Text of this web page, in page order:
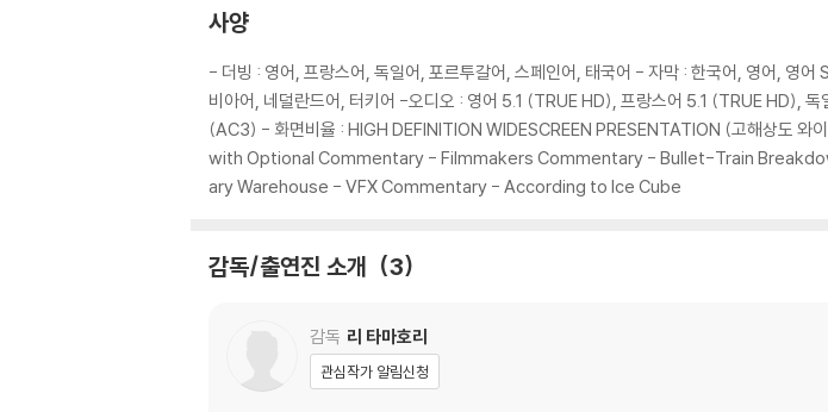
2) 정전기와 먼지로 인해 재생이 원활하지 않은 경우가 있습니다. 디스크를 마른 천으로 닦
3) 일부 PC 연결형 ODD의 경우 호환 상의 문제로 정상적인 디스크도 재생이 불가능한 경
량의 경우 교환 시에도 동일한 오류가 발생할 수 있음을 알려드립니다.
※ 디스크 외관 불량
디스크에 미세한 잔 흠집이 남아있거나 인쇄 면이 깨끗하지 않은 경우가 있으며, 상품의
다.
1) 불량으로 인한 교환/반품 요청 시에는 불량 확인을 위해 개봉 시의 동영상을 요청할 수
2) 사양 오인지, 오 구매, 변심 사유로의 반품은 제품 개봉 전에만 운임비 부담 후 처리 가능합
3) 스틸북 한정판, 초회 한정판의 경우 제작 수량이 한정되어 있고, 택배 이동 과정에서의
4) 한정판 상품의 변심, 오구매로 인한 반품은 회송된 상품의 상태 확인 후 진행이 가능합
사양
- 더빙 : 영어, 프랑스어, 독일어, 포르투갈어, 스페인어, 태국어 - 자막 : 한국어, 영어, 영
비아어, 네덜란드어, 터키어 -오디오 : 영어 5.1 (TRUE HD), 프랑스어 5.1 (TRUE HD),
(AC3) - 화면비율 : HIGH DEFINITION WIDESCREEN PRESENTATION (고해상도
with Optional Commentary - Filmmakers Commentary - Bullet-Train
ary Warehouse - VFX Commentary - According to Ice Cube
감독/출연진 소개 3
감독 리 타마호리
관심작가 알림신청